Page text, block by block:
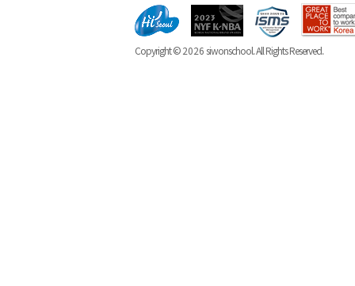
Copyright ©2026siwonschool. All Rights Reserved.